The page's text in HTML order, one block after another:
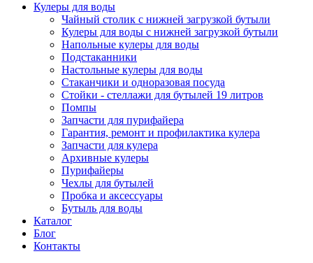
Кулеры для воды
Чайный столик с нижней загрузкой бутыли
Кулеры для воды с нижней загрузкой бутыли
Напольные кулеры для воды
Подстаканники
Настольные кулеры для воды
Стаканчики и одноразовая посуда
Стойки - стеллажи для бутылей 19 литров
Помпы
Запчасти для пурифайера
Гарантия, ремонт и профилактика кулера
Запчасти для кулера
Архивные кулеры
Пурифайеры
Чехлы для бутылей
Пробка и аксессуары
Бутыль для воды
Каталог
Блог
Контакты